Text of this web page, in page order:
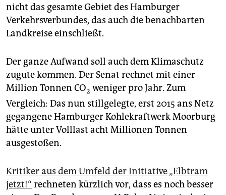
nicht das gesamte Gebiet des Hamburger
Verkehrsverbundes, das auch die benachbarten
Landkreise einschließt.
Der ganze Aufwand soll auch dem Klimaschutz
zugute kommen. Der Senat rechnet mit einer
Million Tonnen CO2 weniger pro Jahr. Zum
Vergleich: Das nun stillgelegte, erst 2015 ans Netz
gegangene Hamburger Kohlekraftwerk Moorburg
hätte unter Volllast acht Millionen Tonnen
ausgestoßen.
Kritiker aus dem Umfeld der Initiative „Elbtram
jetzt!“ rechneten kürzlich vor, dass es noch besser